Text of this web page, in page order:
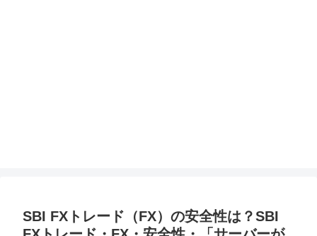
SBI FXトレード（FX）の安全性は？SBI